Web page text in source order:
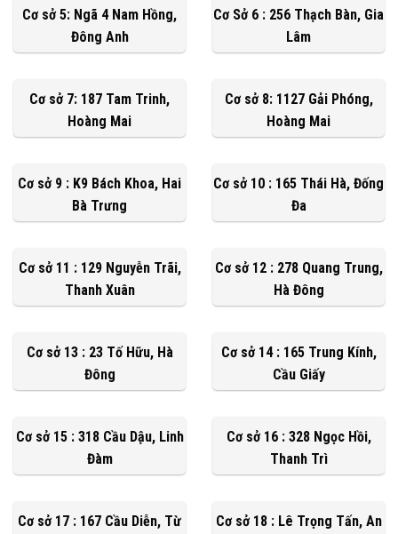
Cơ sở 5: Ngã 4 Nam Hồng,
Đông Anh
Cơ Sở 6 : 256 Thạch Bàn, Gia
Lâm
Cơ sở 7: 187 Tam Trinh,
Hoàng Mai
Cơ sở 8: 1127 Gải Phóng,
Hoàng Mai
Cơ sở 9 : K9 Bách Khoa, Hai
Bà Trưng
Cơ sở 10 : 165 Thái Hà, Đống
Đa
Cơ sở 11 : 129 Nguyễn Trãi,
Thanh Xuân
Cơ sở 12 : 278 Quang Trung,
Hà Đông
Cơ sở 13 : 23 Tố Hữu, Hà
Đông
Cơ sở 14 : 165 Trung Kính,
Cầu Giấy
Cơ sở 15 : 318 Cầu Dậu, Linh
Đàm
Cơ sở 16 : 328 Ngọc Hồi,
Thanh Trì
Cơ sở 17 : 167 Cầu Diễn, Từ
Cơ sở 18 : Lê Trọng Tấn, An